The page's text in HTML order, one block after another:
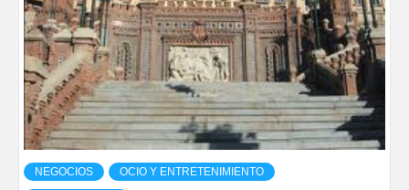
NEGOCIOS OCIO Y ENTRETENIMIENTO